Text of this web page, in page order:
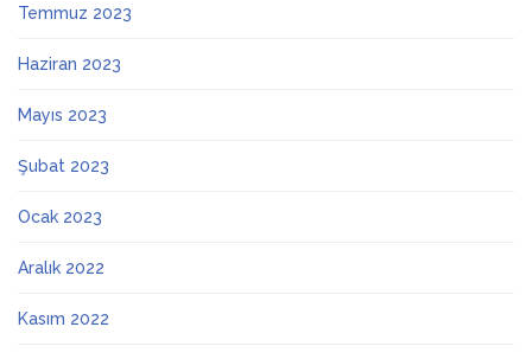
Temmuz 2023
Haziran 2023
Mayıs 2023
Şubat 2023
Ocak 2023
Aralık 2022
Kasım 2022